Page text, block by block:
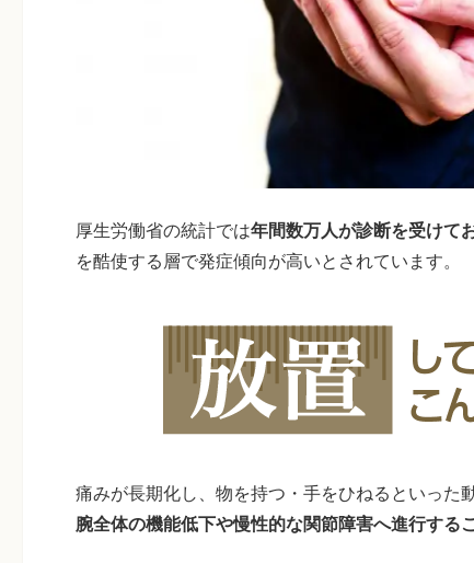
厚生労働省の統計では年間数万人が診断を受けて
を酷使する層で発症傾向が高いとされています。
痛みが長期化し、物を持つ・手をひねるといった
腕全体の機能低下や慢性的な関節障害へ進行する